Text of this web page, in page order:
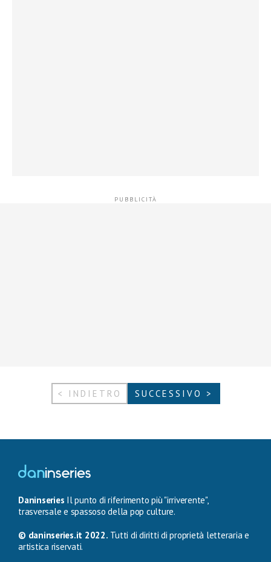
< INDIETRO SUCCESSIVO >
Daninseries Il punto di riferimento più "irriverente",
trasversale e spassoso della pop culture.
© daninseries.it 2022. Tutti di diritti di proprietà letteraria e
artistica riservati.